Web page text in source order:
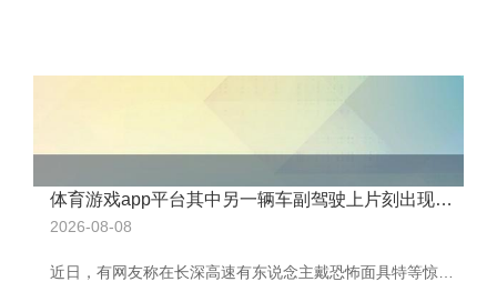
体育游戏app平台其中另一辆车副驾驶上片刻出现戴面具的东说念主-🔥ayx手机版登录(综合)官方网站入口/网页版/安卓/电脑版
2026-08-08
近日，有网友称在长深高速有东说念主戴恐怖面具特等惊吓过路车辆，激发网友热议。 网传视频袒露，那时两辆车同向行驶，其中另一辆车副驾驶上片刻出现戴面具的东说念主，那时，戴面具的东说念主开着车窗微微起身看向过往车辆，然后将车窗沿途摇下又回来精致。 网友蓝亦：这个太吓东说念主了。 还有网友说：这么的活动，是不是影响别东说念主的驾驶安全了？ 橙柿互动从知情东说念主士处了解到，事发路段是杭新景高速杭州某路段，当情势发经过中，副驾驶上戴面具的东说念主并非特等摇下车窗吓唬途经的其他车辆。 那时戴面罩的东说念主